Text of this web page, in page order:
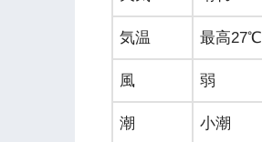
気温 最高27℃
風 弱
潮 小潮